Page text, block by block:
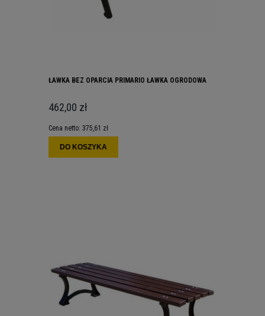
ŁAWKA BEZ OPARCIA PRIMARIO ŁAWKA OGRODOWA
462,00 zł
Cena netto: 375,61 zł
DO KOSZYKA